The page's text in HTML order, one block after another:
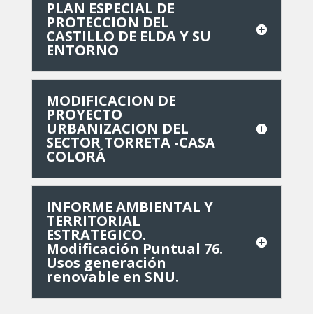
PLAN ESPECIAL DE
PROTECCION DEL
CASTILLO DE ELDA Y SU
ENTORNO
MODIFICACION DE
PROYECTO
URBANIZACION DEL
SECTOR TORRETA -CASA
COLORÁ
INFORME AMBIENTAL Y
TERRITORIAL
ESTRATEGICO.
Modificación Puntual 76.
Usos generación
renovable en SNU.